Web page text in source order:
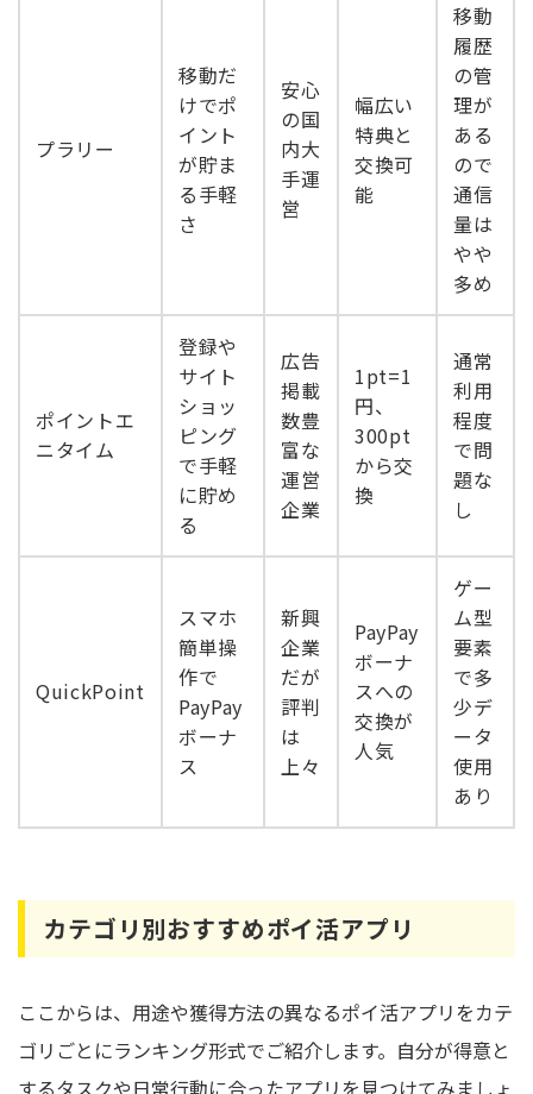
プラリー
移動だ
けでポ
イント
が貯ま
る手軽
さ
安心
の国
内大
手運
営
幅広い
特典と
交換可
能
移動
履歴
の管
理が
ある
ので
通信
量は
やや
多め
ポイントエ
ニタイム
登録や
サイト
ショッ
ピング
で手軽
に貯め
る
広告
掲載
数豊
富な
運営
企業
1pt=1
円、
300pt
から交
換
通常
利用
程度
で問
題な
し
QuickPoint
スマホ
簡単操
作で
PayPay
ボーナ
ス
新興
企業
だが
評判
は
上々
PayPay
ボーナ
スへの
交換が
人気
ゲー
ム型
要素
で多
少デ
ータ
使用
あり
カテゴリ別おすすめポイ活アプリ
ここからは、用途や獲得方法の異なるポイ活アプリをカテ
ゴリごとにランキング形式でご紹介します。自分が得意と